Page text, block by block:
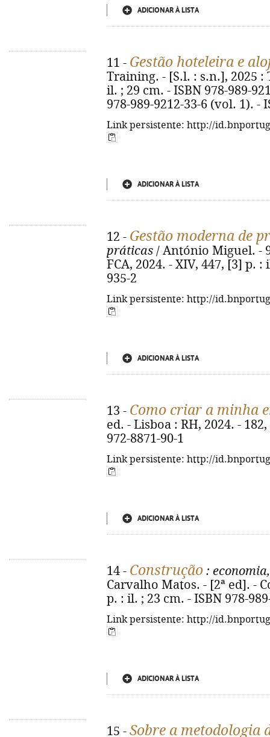
ADICIONAR À LISTA
11 - Gestão hoteleira e
Training. - [S.l. : s.n.], 2025
il. ; 29 cm. - ISBN 978-989-
978-989-9212-33-6 (vol. 1). -
Link persistente: http://
ADICIONAR À LISTA
12 - Gestão moderna de
práticas / António Miguel. -
FCA, 2024. - XIV, 447, [3] p. :
935-2
Link persistente: http://
ADICIONAR À LISTA
13 - Como criar a minha
ed. - Lisboa : RH, 2024. -
972-8871-90-1
Link persistente: http://
ADICIONAR À LISTA
14 - Construção :
Carvalho Matos. - [2ª ed]. -
p. : il. ; 23 cm. - ISBN 978-
Link persistente: http://
ADICIONAR À LISTA
15 - Sobre a metodologia